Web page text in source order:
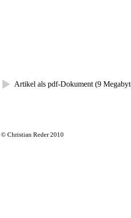
Artikel als pdf-Dokument (9
© Christian Reder 2010